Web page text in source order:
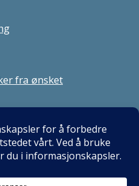
fra ønsket